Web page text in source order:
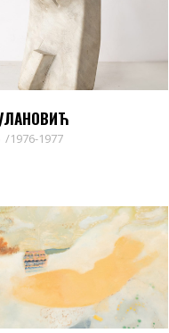
1976-1977